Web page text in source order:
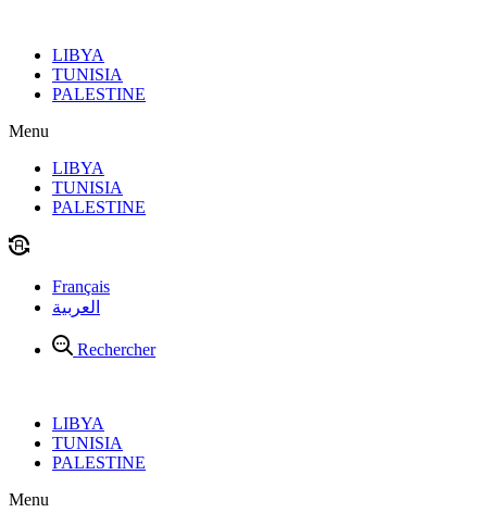
contenuLIBYA
TUNISIA
PALESTINE
Menu
LIBYA
TUNISIA
PALESTINE
Français
العربية
Rechercher
LIBYA
TUNISIA
PALESTINE
Menu